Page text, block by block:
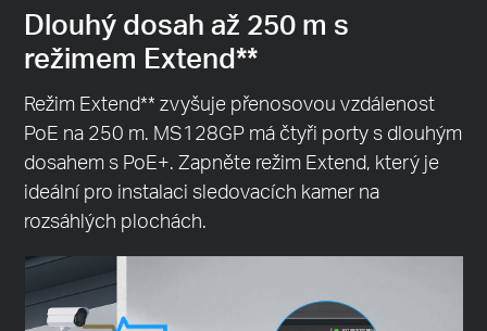
Dlouhý dosah až 250 m s
režimem Extend**
Režim Extend** zvyšuje přenosovou vzdálenost
PoE na 250 m. MS128GP má čtyři porty s dlouhým
dosahem s PoE+. Zapněte režim Extend, který je
ideální pro instalaci sledovacích kamer na
rozsáhlých plochách.